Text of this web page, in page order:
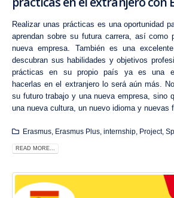
Realizar unas prácticas es una oportunidad
aprendan sobre su futura carrera, así como
nueva empresa. También es una
descubran sus habilidades y objetivos
prácticas en su propio país ya es una
hacerlas en el extranjero lo será aún más.
su futuro trabajo y una nueva empresa, sino
una nueva cultura, un nuevo idioma y nuevas
Erasmus, Erasmus Plus, internship, Project,
READ MORE...